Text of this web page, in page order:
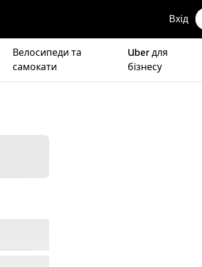
Вхід
Велосипеди та
самокати
Uber для
бізнесу